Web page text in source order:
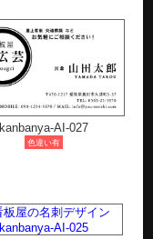
kanbanya-AI-027
色違い有